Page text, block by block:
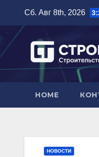
содержимому
Сб. Авг 8th, 2026
HOME
НОВОСТИ